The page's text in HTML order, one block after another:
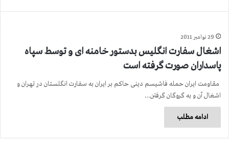
29 نوامبر 2011
اشغال سفارت انگلیس بدستور خامنه ای و توسط سپاه
پاسداران صورت گرفته است
مقاومت ایران حمله فاشیسم دینی حاکم بر ایران به سفارت انگلستان در تهران و
اشغال آن و به گروگان گرفتن…
ادامه مطلب